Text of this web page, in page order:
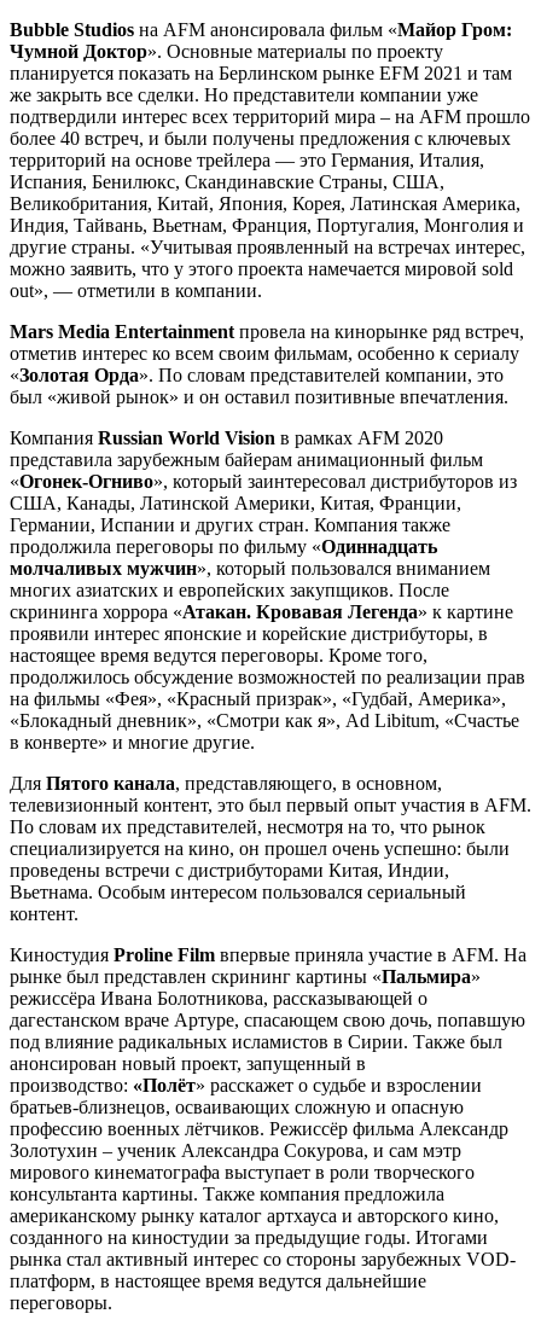
Bubble Studios на AFM анонсировала фильм «Майор Гром:
Чумной Доктор». Основные материалы по проекту
планируется показать на Берлинском рынке EFM 2021 и там
же закрыть все сделки. Но представители компании уже
подтвердили интерес всех территорий мира – на AFM прошло
более 40 встреч, и были получены предложения с ключевых
территорий на основе трейлера — это Германия, Италия,
Испания, Бенилюкс, Скандинавские Страны, США,
Великобритания, Китай, Япония, Корея, Латинская Америка,
Индия, Тайвань, Вьетнам, Франция, Португалия, Монголия и
другие страны. «Учитывая проявленный на встречах интерес,
можно заявить, что у этого проекта намечается мировой sold
out», — отметили в компании.
Mars Media Entertainment провела на кинорынке ряд встреч,
отметив интерес ко всем своим фильмам, особенно к сериалу
«Золотая Орда». По словам представителей компании, это
был «живой рынок» и он оставил позитивные впечатления.
Компания Russian World Vision в рамках AFM 2020
представила зарубежным байерам анимационный фильм
«Огонек-Огниво», который заинтересовал дистрибуторов из
США, Канады, Латинской Америки, Китая, Франции,
Германии, Испании и других стран. Компания также
продолжила переговоры по фильму «Одиннадцать
молчаливых мужчин», который пользовался вниманием
многих азиатских и европейских закупщиков. После
скрининга хоррора «Атакан. Кровавая Легенда» к картине
проявили интерес японские и корейские дистрибуторы, в
настоящее время ведутся переговоры. Кроме того,
продолжилось обсуждение возможностей по реализации прав
на фильмы «Фея», «Красный призрак», «Гудбай, Америка»,
«Блокадный дневник», «Смотри как я», Ad Libitum, «Счастье
в конверте» и многие другие.
Для Пятого канала, представляющего, в основном,
телевизионный контент, это был первый опыт участия в AFM.
По словам их представителей, несмотря на то, что рынок
специализируется на кино, он прошел очень успешно: были
проведены встречи с дистрибуторами Китая, Индии,
Вьетнама. Особым интересом пользовался сериальный
контент.
Киностудия Proline Film впервые приняла участие в AFM. На
рынке был представлен скрининг картины «Пальмира»
режиссёра Ивана Болотникова, рассказывающей о
дагестанском враче Артуре, спасающем свою дочь, попавшую
под влияние радикальных исламистов в Сирии. Также был
анонсирован новый проект, запущенный в
производство: «Полёт» расскажет о судьбе и взрослении
братьев-близнецов, осваивающих сложную и опасную
профессию военных лётчиков. Режиссёр фильма Александр
Золотухин – ученик Александра Сокурова, и сам мэтр
мирового кинематографа выступает в роли творческого
консультанта картины. Также компания предложила
американскому рынку каталог артхауса и авторского кино,
созданного на киностудии за предыдущие годы. Итогами
рынка стал активный интерес со стороны зарубежных VOD-
платформ, в настоящее время ведутся дальнейшие
переговоры.